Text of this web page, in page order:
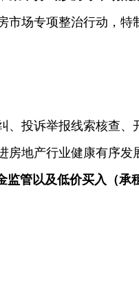
场专项整治行动，特
、投诉举报线索核查
地产行业健康有序发
监管以及低价买入（